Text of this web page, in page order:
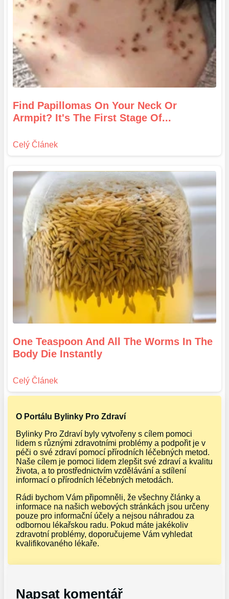
Find Papillomas On Your Neck Or
Armpit? It's The First Stage Of...
One Teaspoon And All The Worms In The
Body Die Instantly
O Portálu Bylinky Pro Zdraví
Bylinky Pro Zdraví byly vytvořeny s cílem pomoci
lidem s různými zdravotními problémy a podpořit je v
péči o své zdraví pomocí přírodních léčebných metod.
Naše cílem je pomoci lidem zlepšit své zdraví a kvalitu
života, a to prostřednictvím vzdělávání a sdílení
informací o přírodních léčebných metodách.
Rádi bychom Vám připomněli, že všechny články a
informace na našich webových stránkách jsou určeny
pouze pro informační účely a nejsou náhradou za
odbornou lékařskou radu. Pokud máte jakékoliv
zdravotní problémy, doporučujeme Vám vyhledat
kvalifikovaného lékaře.
Napsat komentář